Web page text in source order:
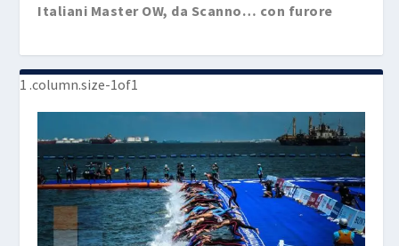
Italiani Master OW, da Scanno… con furore